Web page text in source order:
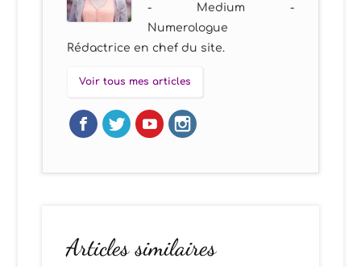
- Medium -
Numerologue
Rédactrice en chef du site.
Voir tous mes articles
Articles similaires